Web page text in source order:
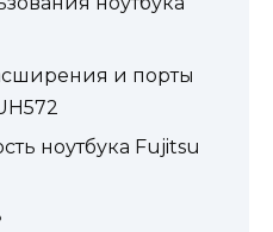
и порты
ноутбука Fujitsu